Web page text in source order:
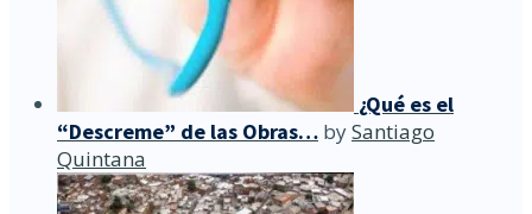
¿Qué es el
“Descreme” de las Obras… bySantiago
Quintana